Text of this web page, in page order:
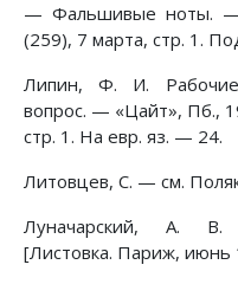
— Фальшивые ноты.
(259), 7 марта, стр. 1.
Липин, Ф. И.
вопрос. — «Цайт», Пб.,
стр. 1. На евр. яз. — 24.
Литовцев, С. — см.
Луначарский, А. В.
[Листовка. Париж, июнь